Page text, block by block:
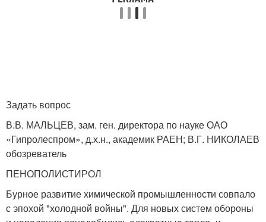
Задать вопрос
В.В. МАЛЬЦЕВ, зам. ген. директора по науке ОАО
«Гипролеспром», д.х.н., академик РАЕН; В.Г. НИКОЛАЕВ
обозреватель
ПЕНОПОЛИСТИРОЛ
Бурное развитие химической промышленности совпало
с эпохой "холодной войны". Для новых систем обороны